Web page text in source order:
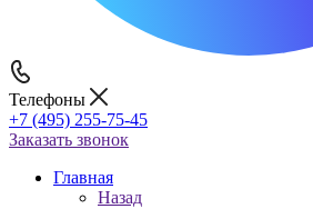
Телефоны
+7 (495) 255-75-45
Заказать звонок
Главная
Назад